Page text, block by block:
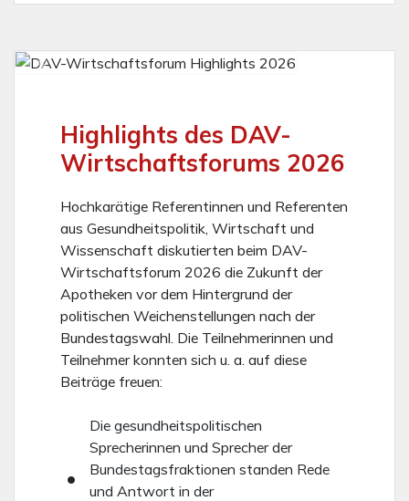
Vorheriges
Highlights des DAV-
Wirtschaftsforums 2026
Hochkarätige Referentinnen und Referenten
aus Gesundheitspolitik, Wirtschaft und
Wissenschaft diskutierten beim DAV-
Wirtschaftsforum 2026 die Zukunft der
Apotheken vor dem Hintergrund der
politischen Weichenstellungen nach der
Bundestagswahl. Die Teilnehmerinnen und
Teilnehmer konnten sich u. a. auf diese
Beiträge freuen:
Die gesundheitspolitischen
Sprecherinnen und Sprecher der
Bundestagsfraktionen standen Rede
und Antwort in der